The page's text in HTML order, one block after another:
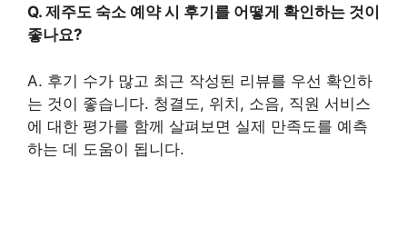
Q. 제주도 숙소 예약 시 후기를 어떻게 확인하는 것이
좋나요?
A. 후기 수가 많고 최근 작성된 리뷰를 우선 확인하
는 것이 좋습니다. 청결도, 위치, 소음, 직원 서비스
에 대한 평가를 함께 살펴보면 실제 만족도를 예측
하는 데 도움이 됩니다.